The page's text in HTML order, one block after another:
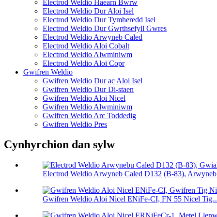
Electrod Weldio Haearn Bwrw
Electrod Weldio Dur Aloi Isel
Electrod Weldio Dur Tymheredd Isel
Electrod Weldio Dur Gwrthsefyll Gwres
Electrod Weldio Arwyneb Caled
Electrod Weldio Aloi Cobalt
Electrod Weldio Alwminiwm
Electrod Weldio Aloi Copr
Gwifren Weldio
Gwifren Weldio Dur ac Aloi Isel
Gwifren Weldio Dur Di-staen
Gwifren Weldio Aloi Nicel
Gwifren Weldio Alwminiwm
Gwifren Weldio Arc Toddedig
Gwifren Weldio Pres
Cynhyrchion dan sylw
Electrod Weldio Arwyneb Caled D132 (B-83),
Gwifren Weldio Aloi Nicel ENiFe-CI, FN 55 Nicel